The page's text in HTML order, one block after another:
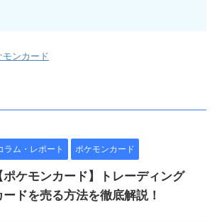
モンカード
ラム・レポート ポケモンカード
ポケモンカード】トレーディング
ードを売る方法を徹底解説！